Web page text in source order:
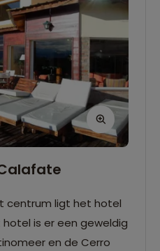
centrum ligt het hotel
hotel is er een geweldig
en de Cerro